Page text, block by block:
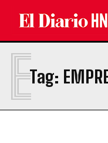
Tag:
E